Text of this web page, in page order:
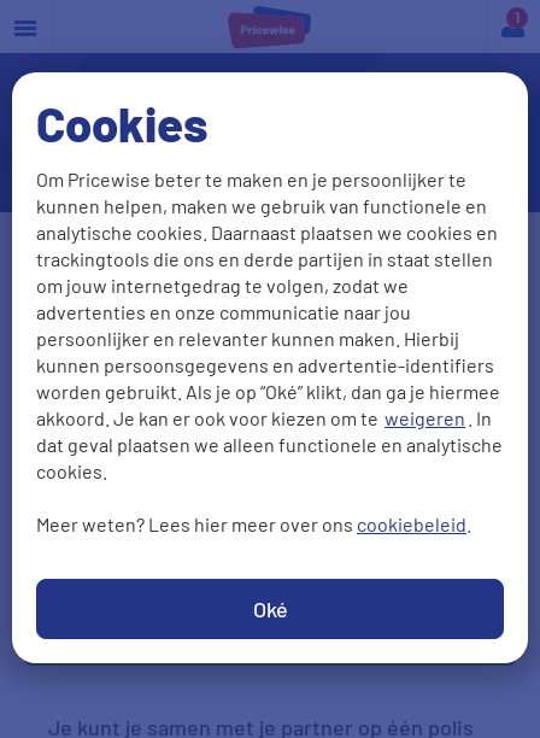
Cookies
Om Pricewise beter te maken en je persoonlijker te
kunnen helpen, maken we gebruik van functionele en
analytische cookies. Daarnaast plaatsen we cookies en
trackingtools die ons en derde partijen in staat stellen
om jouw internetgedrag te volgen, zodat we
advertenties en onze communicatie naar jou
persoonlijker en relevanter kunnen maken. Hierbij
kunnen persoonsgegevens en advertentie-identifiers
worden gebruikt. Als je op “Oké” klikt, dan ga je hiermee
akkoord. Je kan er ook voor kiezen om te weigeren . In
dat geval plaatsen we alleen functionele en analytische
cookies.
Meer weten? Lees hier meer over ons cookiebeleid
Oké
a
Is samen verzekeren
goedkoper?
Geslacht
Man Vrouw
Geboortedatum
DD-MM-JJJJ
Postcode
Gezinsleden
Ja Nee
Je kunt je samen met je partner op één polis